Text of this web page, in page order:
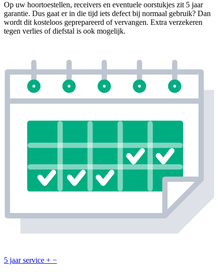
Op uw hoortoestellen, receivers en eventuele oorstukjes zit 5 jaar
garantie. Dus gaat er in die tijd iets defect bij normaal gebruik? Dan
wordt dit kosteloos geprepareerd of vervangen. Extra verzekeren
tegen verlies of diefstal is ook mogelijk.
5 jaar service + −